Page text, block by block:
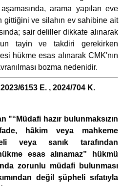
arama yapılan eve
gittiğini ve silahın ev sahibine ait
sair deliller dikkate alınarak
tayin ve takdiri gerekirken
hükme esas alınarak CMK'nın
bozma nedenidir.
6153 E. , 2024/704 K.
"“Müdafi hazır bulunmaksızın
hâkim veya mahkeme
veya sanık tarafından
esas alınamaz” hükmü
zorunlu müdafi bulunması
değil şüpheli sıfatıyla